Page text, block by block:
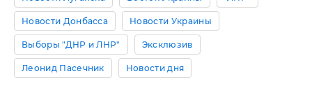
Новости Донбасса Новости Украины
Выборы "ДНР и ЛНР" Эксклюзив
Леонид Пасечник Новости дня